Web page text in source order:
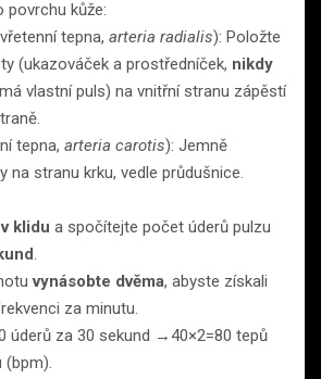
povrchu kůže:
tepna, arteria radialis): Položte
(ukazováček a prostředníček, nikdy
vlastní puls) na vnitřní stranu zápěstí
tepna, arteria carotis): Jemně
na stranu krku, vedle průdušnice.
v klidu a spočítejte počet úderů pulzu
.
vynásobte dvěma, abyste získali
za minutu.
úderů za 30 sekund →40×2=80 tepů
(bpm).